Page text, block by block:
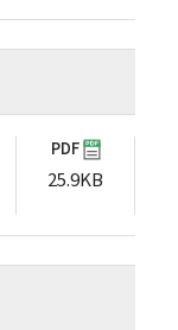
PDF
25.9KB